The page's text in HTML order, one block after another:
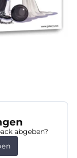
abgeben?